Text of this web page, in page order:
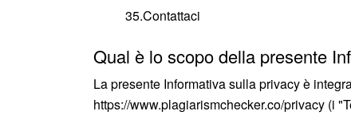
35.Contattaci
Qual è lo scopo della presente
La presente Informativa sulla privacy è
https://www.plagiarismchecker.co/privacy (i